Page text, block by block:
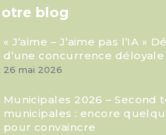
blog
« J’aime – J’aime pas l’IA »
d’une concurrence déloyale
26 mai 2026
Municipales 2026 – Second
municipales : encore
pour convaincre